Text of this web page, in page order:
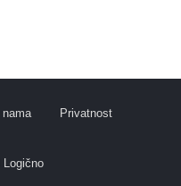
nama Privatnost